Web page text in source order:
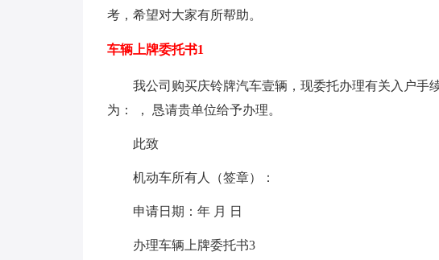
考，希望对大家有所帮助。
车辆上牌委托书1
我公司购买庆铃牌汽车壹辆，现委托办理有关入户手
为： ， 恳请贵单位给予办理。
此致
机动车所有人（签章）：
申请日期：年 月 日
办理车辆上牌委托书3